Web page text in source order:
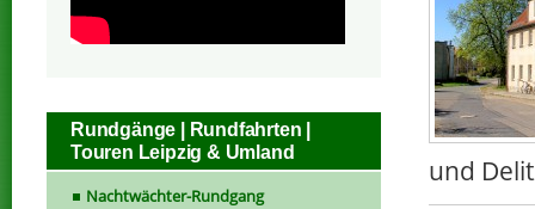
und
Rundgänge | Rundfahrten |
Touren Leipzig & Umland
Nachtwächter-Rundgang